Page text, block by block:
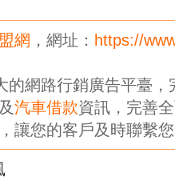
網 ，網址： https://
的網路行銷廣告平臺
及汽車借款資訊，完善
讓您的客戶及時聯繫